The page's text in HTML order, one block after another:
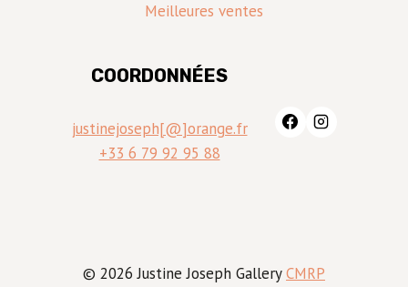
Meilleures ventes
COORDONNÉES
justinejoseph[@]orange.fr
+33 6 79 92 95 88
© 2026 Justine Joseph GalleryCMRP